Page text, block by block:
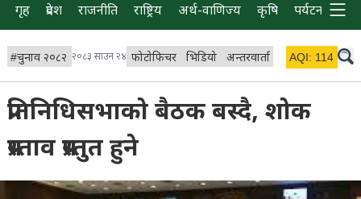
गृह प्रदेश राजनीति राष्ट्रिय अर्थ-वाणिज्य कृषि पर्यटन प्रवास
#चुनाव २०८२ २०८३ साउन २४ फोटोफिचर भिडियो अन्तरवार्ता विचार/ब्लग
AQI: 114
प्रतिनिधिसभाको बैठक बस्दै, शोक
प्रस्ताव प्रस्तुत हुने